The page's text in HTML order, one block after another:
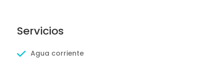
Servicios
Agua corriente